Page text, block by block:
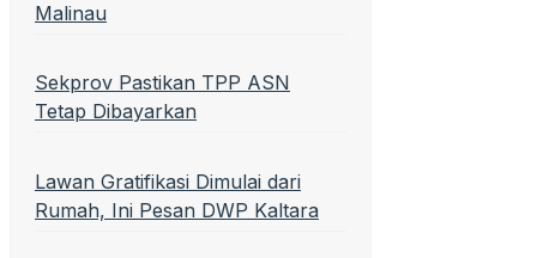
Malinau
Sekprov Pastikan TPP ASN
Tetap Dibayarkan
Lawan Gratifikasi Dimulai dari
Rumah, Ini Pesan DWP Kaltara